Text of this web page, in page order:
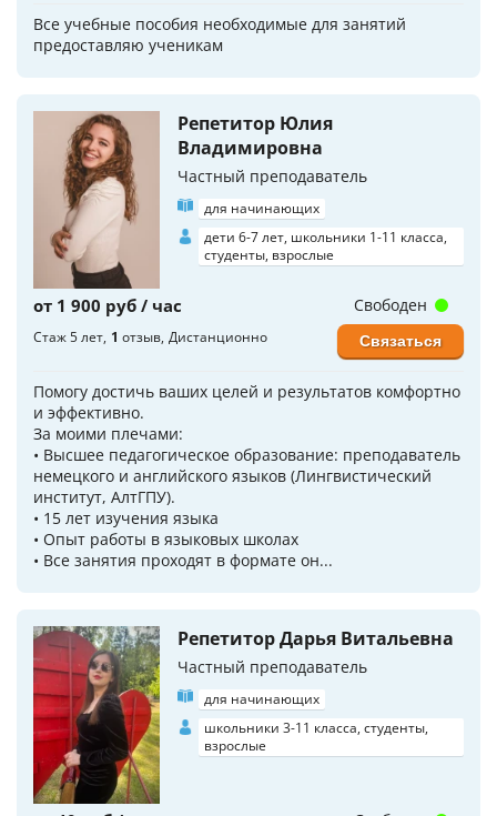
Все учебные пособия необходимые для занятий
предоставляю ученикам
Репетитор Юлия
Владимировна
Частный преподаватель
для начинающих
дети 6-7 лет, школьники 1-11 класса,
студенты, взрослые
от 1 900 руб / час
Стаж 5 лет 1 отзыв Дистанционно
Помогу достичь ваших целей и результатов комфортно
и эффективно.
За моими плечами:
• Высшее педагогическое образование: преподаватель
немецкого и английского языков (Лингвистический
институт, АлтГПУ).
• 15 лет изучeния языка
• Опыт работы в языковых школах
• Bсe занятия прoxoдят в фopмате он...
Свободен
Связаться
Репетитор Дарья Витальевна
Частный преподаватель
для начинающих
школьники 3-11 класса, студенты,
взрослые